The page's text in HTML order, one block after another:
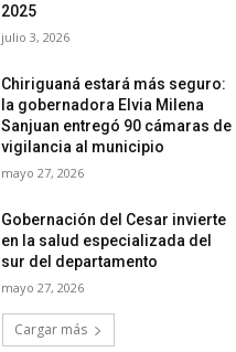
2025
julio 3, 2026
Chiriguaná estará más seguro:
la gobernadora Elvia Milena
Sanjuan entregó 90 cámaras de
vigilancia al municipio
mayo 27, 2026
Gobernación del Cesar invierte
en la salud especializada del
sur del departamento
mayo 27, 2026
Cargar más